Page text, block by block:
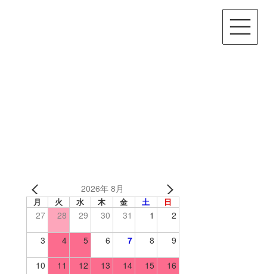
2026年 8月
月 火 水 木 金 土 日
27 28 29 30 31 1 2
3 4 5 6 7 8 9
10 11 12 13 14 15 16